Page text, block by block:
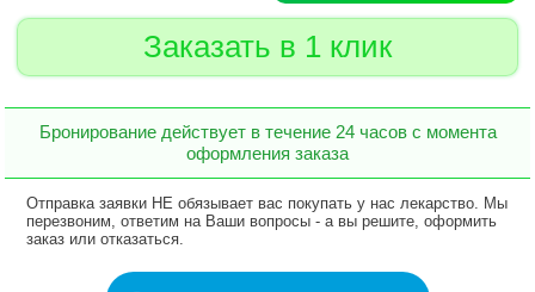
Заказать в 1 клик
Бронирование действует в течение 24 часов с момента
оформления заказа
Отправка заявки НЕ обязывает вас покупать у нас лекарство. Мы
перезвоним, ответим на Ваши вопросы - а вы решите, оформить
заказ или отказаться.